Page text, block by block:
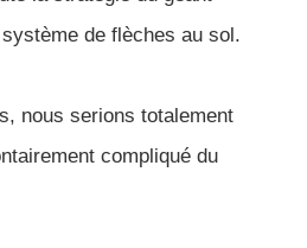
de flèches au sol.
nous serions totalement
compliqué du